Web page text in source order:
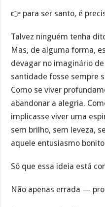
👉 para ser santo, é
Talvez ninguém tenha
Mas, de alguma forma,
devagar no imaginário
santidade fosse sempre
Como se viver
abandonar a alegria.
implicasse viver uma
sem brilho, sem leveza,
aquele entusiasmo
Só que essa ideia está
Não apenas errada —